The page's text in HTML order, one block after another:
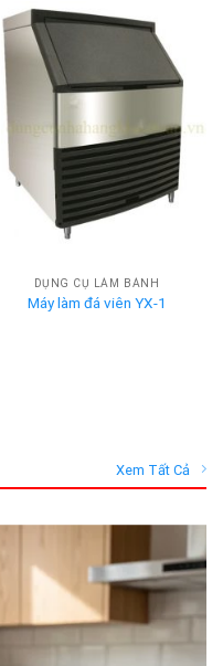
DỤNG CỤ LÀM BÁNH
Máy làm đá viên YX-1
Xem Tất Cả